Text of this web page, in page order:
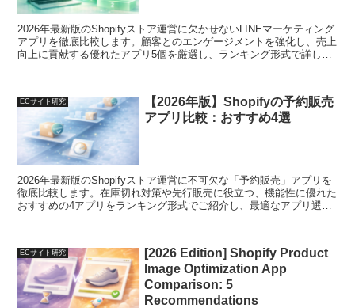
2026年最新版のShopifyストア運営に欠かせないLINEマーケティング
アプリを徹底比較します。顧客とのエンゲージメントを強化し、売上
向上に貢献する優れたアプリ5個を厳選し、ランキング形式で詳しく
ECサイト研究
【2026年版】Shopifyの予約販売
アプリ比較：おすすめ4選
2026年最新版のShopifyストア運営に不可欠な「予約販売」アプリを
徹底比較します。在庫切れ対策や先行販売に役立つ、機能性に優れた
おすすめの4アプリをランキング形式でご紹介し、最適なアプリ選び
ECサイト研究
[2026 Edition] Shopify Product
Image Optimization App
Comparison: 5
Recommendations